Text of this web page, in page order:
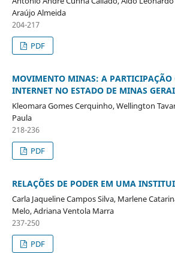
Araújo Almeida
204-217
PDF
MOVIMENTO MINAS: A
INTERNET NO ESTADO DE MINAS
Kleomara Gomes Cerquinho, Wellington
Paula
218-236
PDF
RELAÇÕES DE PODER EM UMA
Carla Jaqueline Campos Silva, Marlene
Melo, Adriana Ventola Marra
237-250
PDF